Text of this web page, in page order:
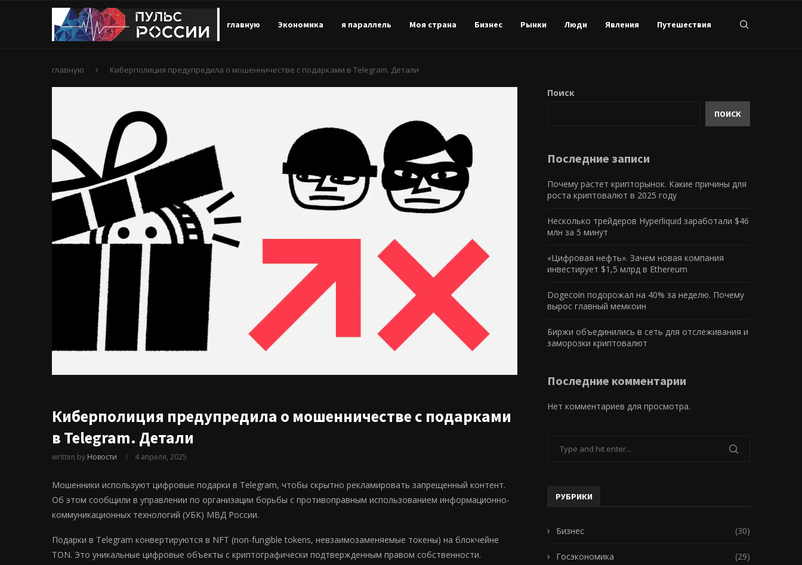
главную Экономика я параллель Моя страна Бизнес Рынки Люди Явления Путешествия
главную Киберполиция предупредила о мошенничестве с подарками в Telegram. Детали
Киберполиция предупредила о мошенничестве с подарками
в Telegram. Детали
written by Новости 4 апреля, 2025
Мошенники используют цифровые подарки в Telegram, чтобы скрытно рекламировать запрещенный контент.
Об этом сообщили в управлении по организации борьбы с противоправным использованием информационно-
коммуникационных технологий (УБК) МВД России.
Подарки в Telegram конвертируются в NFT (non-fungible tokens, невзаимозаменяемые токены) на блокчейне
TON. Это уникальные цифровые объекты с криптографически подтвержденным правом собственности.
Поиск
ПОИСК
Последние записи
Почему растет крипторынок. Какие причины для
роста криптовалют в 2025 году
Несколько трейдеров Hyperliquid заработали $46
млн за 5 минут
«Цифровая нефть». Зачем новая компания
инвестирует $1,5 млрд в Ethereum
Dogecoin подорожал на 40% за неделю. Почему
вырос главный мемкоин
Биржи объединились в сеть для отслеживания и
заморозки криптовалют
Последние комментарии
Нет комментариев для просмотра.
РУБРИКИ
Бизнес (30)
Госэкономика (29)